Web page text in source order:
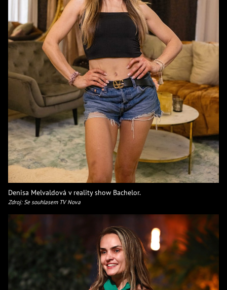
Denisa Melvaldová v reality show Bachelor.
Zdroj: Se souhlasem TV Nova